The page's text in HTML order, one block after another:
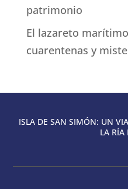
patrimonio
El lazareto
cuarentenas y
ISLA DE SAN SIMÓN: UN
LA RÍA